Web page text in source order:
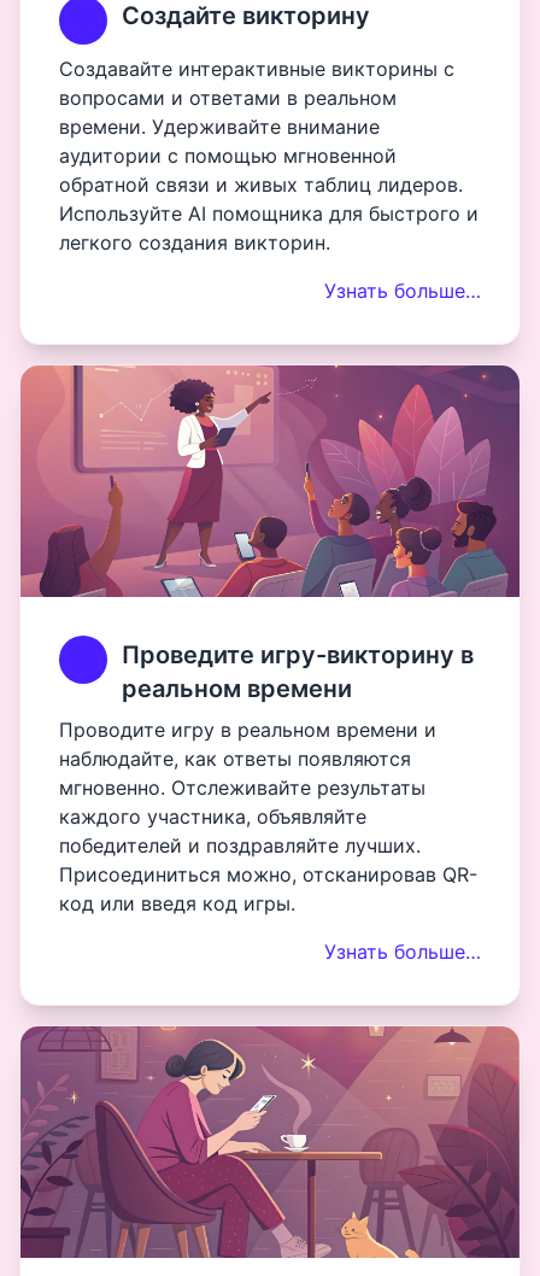
Создайте викторину
Создавайте интерактивные викторины с
вопросами и ответами в реальном
времени. Удерживайте внимание
аудитории с помощью мгновенной
обратной связи и живых таблиц лидеров.
Используйте AI помощника для быстрого и
легкого создания викторин.
Узнать больше…
Проведите игру-викторину в
реальном времени
Проводите игру в реальном времени и
наблюдайте, как ответы появляются
мгновенно. Отслеживайте результаты
каждого участника, объявляйте
победителей и поздравляйте лучших.
Присоединиться можно, отсканировав QR-
код или введя код игры.
Узнать больше…